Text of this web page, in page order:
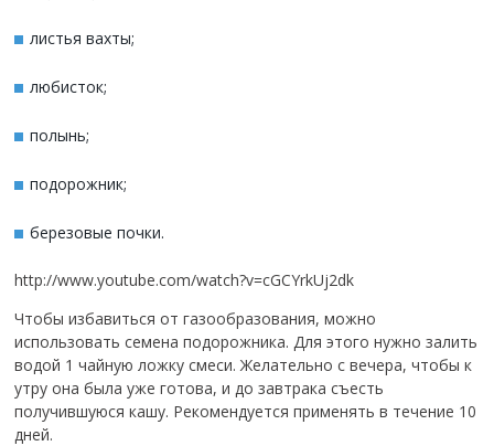
листья вахты;
любисток;
полынь;
подорожник;
березовые почки.
http://www.youtube.com/watch?v=cGCYrkUj2dk
Чтобы избавиться от газообразования, можно
использовать семена подорожника. Для этого нужно залить
водой 1 чайную ложку смеси. Желательно с вечера, чтобы к
утру она была уже готова, и до завтрака съесть
получившуюся кашу. Рекомендуется применять в течение 10
дней.